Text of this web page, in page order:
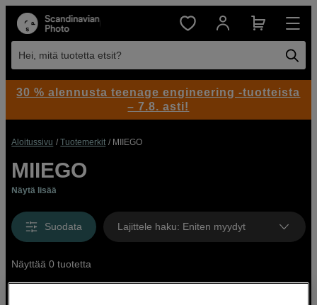
Hei, mitä tuotetta etsit?
Aloitussivu Tuotemerkit MIIEGO
MIIEGO
Näytä lisää
Suodata Lajittele haku: Eniten myydyt
Näyttää 0 tuotetta
30 % alennusta teenage engineering -tuotteista
– 7.8. asti!